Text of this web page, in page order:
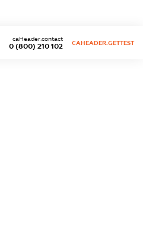
0 (800) 210 102
caHeader.contact
CAHEADER.GETTEST